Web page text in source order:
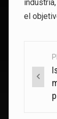
el
Post